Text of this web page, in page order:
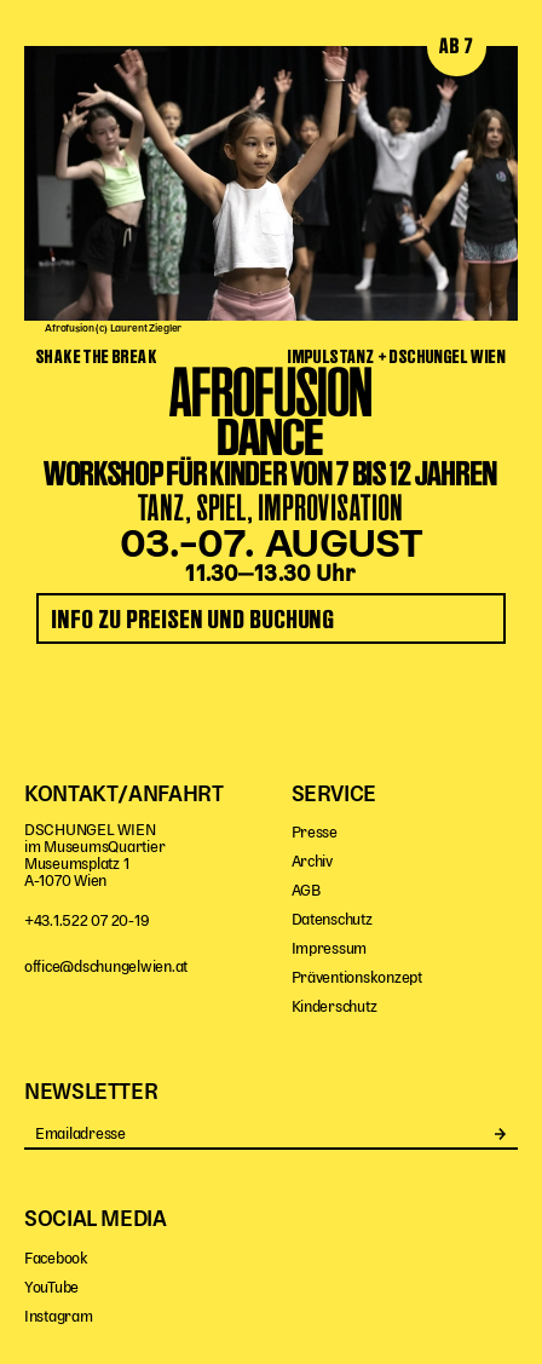
Afrofusion (c) Laurent Ziegler
AB 7
SHAKE THE BREAK IMPULSTANZ + DSCHUNGEL WIEN
AFROFUSION
DANCE
WORKSHOP FÜR KINDER VON 7 BIS 12 JAHREN
TANZ, SPIEL, IMPROVISATION
03.–07. AUGUST
11.30‒13.30 Uhr
INFO ZU PREISEN UND BUCHUNG
KONTAKT/ANFAHRT
DSCHUNGEL WIEN
im MuseumsQuartier
Museumsplatz 1
A-1070 Wien
+43.1.522 07 20-19
office@dschungelwien.at
SERVICE
Presse
Archiv
AGB
Datenschutz
Impressum
Präventionskonzept
Kinderschutz
NEWSLETTER
SOCIAL MEDIA
Facebook
YouTube
Instagram